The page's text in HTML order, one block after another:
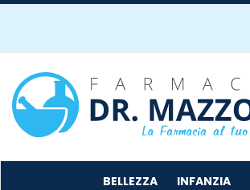
Passa
principale
Farmacia
Mazzola
BELLEZZA INFANZIA